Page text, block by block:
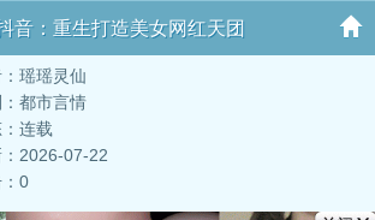
音：重生打造美女网红天团
瑶瑶灵仙
都市言情
连载
2026-07-22
：0